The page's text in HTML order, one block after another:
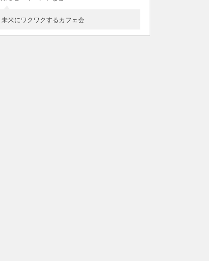
未来にワクワクするカフェ会